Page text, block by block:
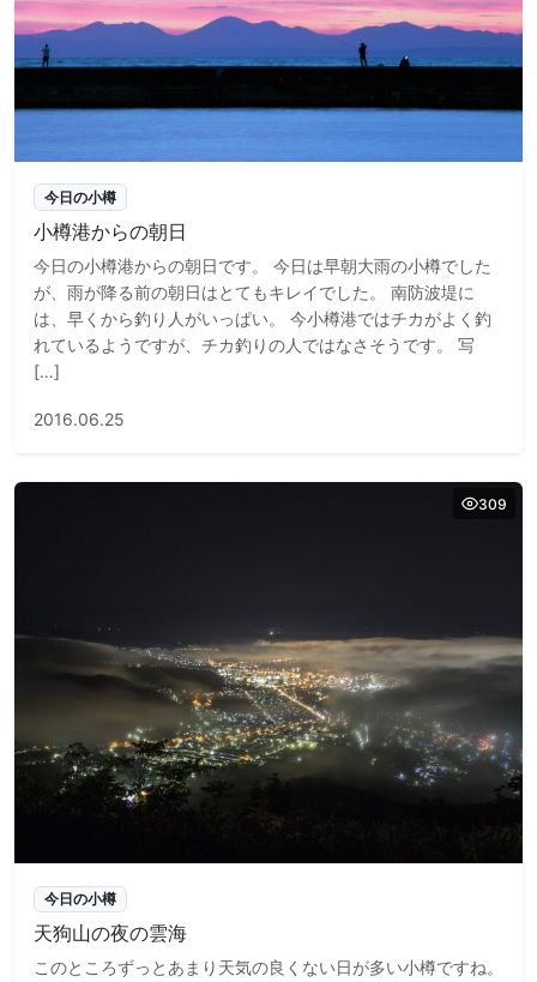
今日の小樽
小樽港からの朝日
今日の小樽港からの朝日です。 今日は早朝大雨の小樽でした
が、雨が降る前の朝日はとてもキレイでした。 南防波堤に
は、早くから釣り人がいっぱい。 今小樽港ではチカがよく釣
れているようですが、チカ釣りの人ではなさそうです。 写
[…]
2016.06.25
309
今日の小樽
天狗山の夜の雲海
このところずっとあまり天気の良くない日が多い小樽ですね。